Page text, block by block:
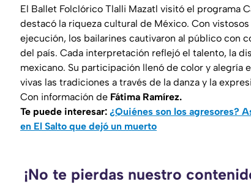
El Ballet Folclórico Tlalli Mazatl visitó el programa
destacó la riqueza cultural de México. Con
ejecución, los bailarines cautivaron al público con
del país. Cada interpretación reflejó el talento, la
mexicano. Su participación llenó de color y alegría
vivas las tradiciones a través de la danza y la
Con información de Fátima Ramírez.
Te puede interesar: ¿Quiénes son los agresores?
en El Salto que dejó un muerto
¡No te pierdas nuestro